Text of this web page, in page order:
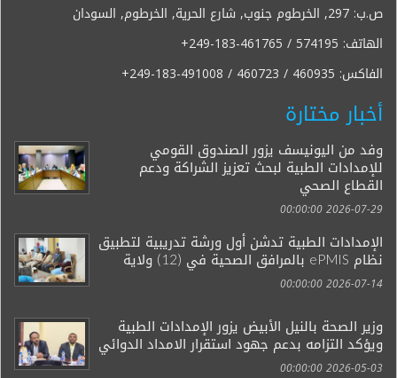
ص.ب: 297, الخرطوم جنوب, شارع الحرية, الخرطوم, السودان
الهاتف: +249-183-461765 / 574195
الفاكس: +249-183-491008 / 460723 / 460935
أخبار مختارة
وفد من اليونيسف يزور الصندوق القومي
للإمدادات الطبية لبحث تعزيز الشراكة ودعم
القطاع الصحي
2026-07-29 00:00:00
الإمدادات الطبية تدشن أول ورشة تدريبية لتطبيق
نظام ePMIS بالمرافق الصحية في (12) ولاية
2026-07-14 00:00:00
وزير الصحة بالنيل الأبيض يزور الإمدادات الطبية
ويؤكد التزامه بدعم جهود استقرار الامداد الدوائي
2026-05-03 00:00:00